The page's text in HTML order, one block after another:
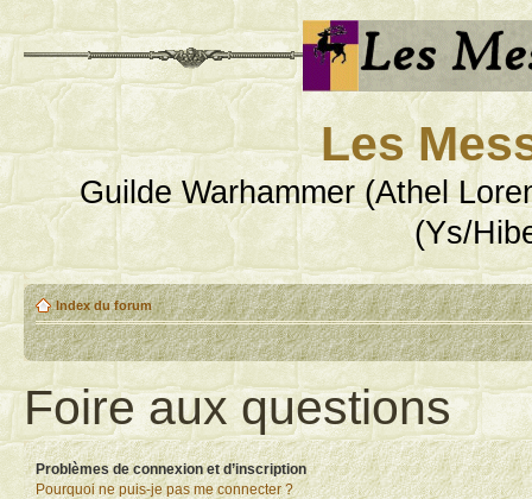
Les
Guilde Warhammer (Athel
(Ys/
Index du forum
Foire aux questions
Problèmes de connexion et d’inscription
Pourquoi ne puis-je pas me connecter ?